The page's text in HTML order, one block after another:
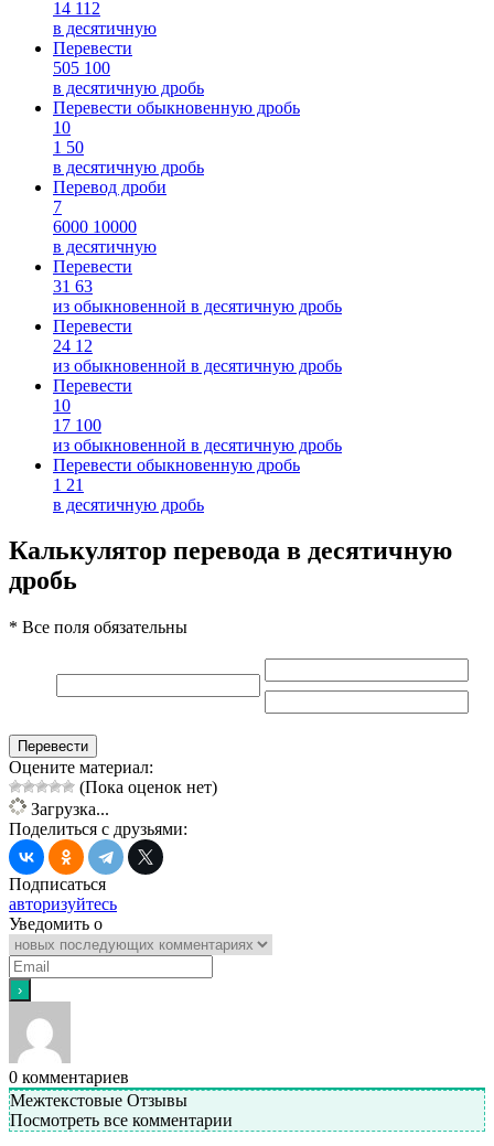
14 112
в десятичную
Перевести
505 100
в десятичную дробь
Перевести обыкновенную дробь
10
1 50
в десятичную дробь
Перевод дроби
7
6000 10000
в десятичную
Перевести
31 63
из обыкновенной в десятичную дробь
Перевести
24 12
из обыкновенной в десятичную дробь
Перевести
10
17 100
из обыкновенной в десятичную дробь
Перевести обыкновенную дробь
1 21
в десятичную дробь
Калькулятор перевода в десятичную
дробь
* Все поля обязательны
Перевести
Оцените материал:
(Пока оценок нет)
Загрузка...
Поделиться с друзьями:
Подписаться
авторизуйтесь
Уведомить о
0 комментариев
Межтекстовые Отзывы
Посмотреть все комментарии